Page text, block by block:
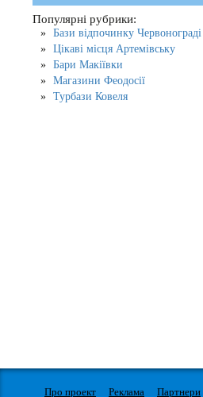
Популярні рубрики:
Бази відпочинку Червонограді
Цікаві місця Артемівську
Бари Макіївки
Магазини Феодосії
Турбази Ковеля
Про проект Реклама Партнери